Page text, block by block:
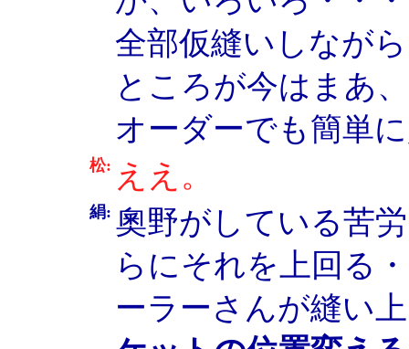
全部仮縫いしなが
ところが今はまあ
オーダーでも簡単
松: ええ。
絹: 奧野がしている苦
らにそれを上回る
ーラーさんが縫い